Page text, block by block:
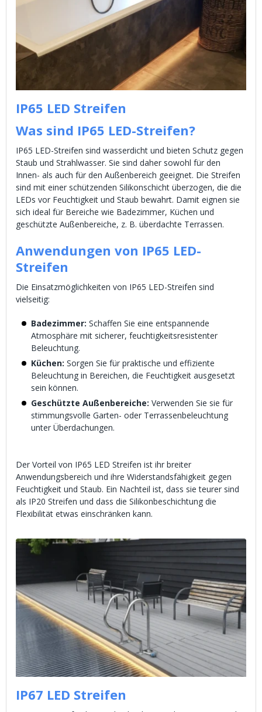
IP65 LED Streifen
Was sind IP65 LED-Streifen?
IP65 LED-Streifen sind wasserdicht und bieten Schutz gegen
Staub und Strahlwasser. Sie sind daher sowohl für den
Innen- als auch für den Außenbereich geeignet. Die Streifen
sind mit einer schützenden Silikonschicht überzogen, die die
LEDs vor Feuchtigkeit und Staub bewahrt. Damit eignen sie
sich ideal für Bereiche wie Badezimmer, Küchen und
geschützte Außenbereiche, z. B. überdachte Terrassen.
Anwendungen von IP65 LED-
Streifen
Die Einsatzmöglichkeiten von IP65 LED-Streifen sind
vielseitig:
Badezimmer: Schaffen Sie eine entspannende
Atmosphäre mit sicherer, feuchtigkeitsresistenter
Beleuchtung.
Küchen: Sorgen Sie für praktische und effiziente
Beleuchtung in Bereichen, die Feuchtigkeit ausgesetzt
sein können.
Geschützte Außenbereiche: Verwenden Sie sie für
stimmungsvolle Garten- oder Terrassenbeleuchtung
unter Überdachungen.
Der Vorteil von IP65 LED Streifen ist ihr breiter
Anwendungsbereich und ihre Widerstandsfähigkeit gegen
Feuchtigkeit und Staub. Ein Nachteil ist, dass sie teurer sind
als IP20 Streifen und dass die Silikonbeschichtung die
Flexibilität etwas einschränken kann.
IP67 LED Streifen